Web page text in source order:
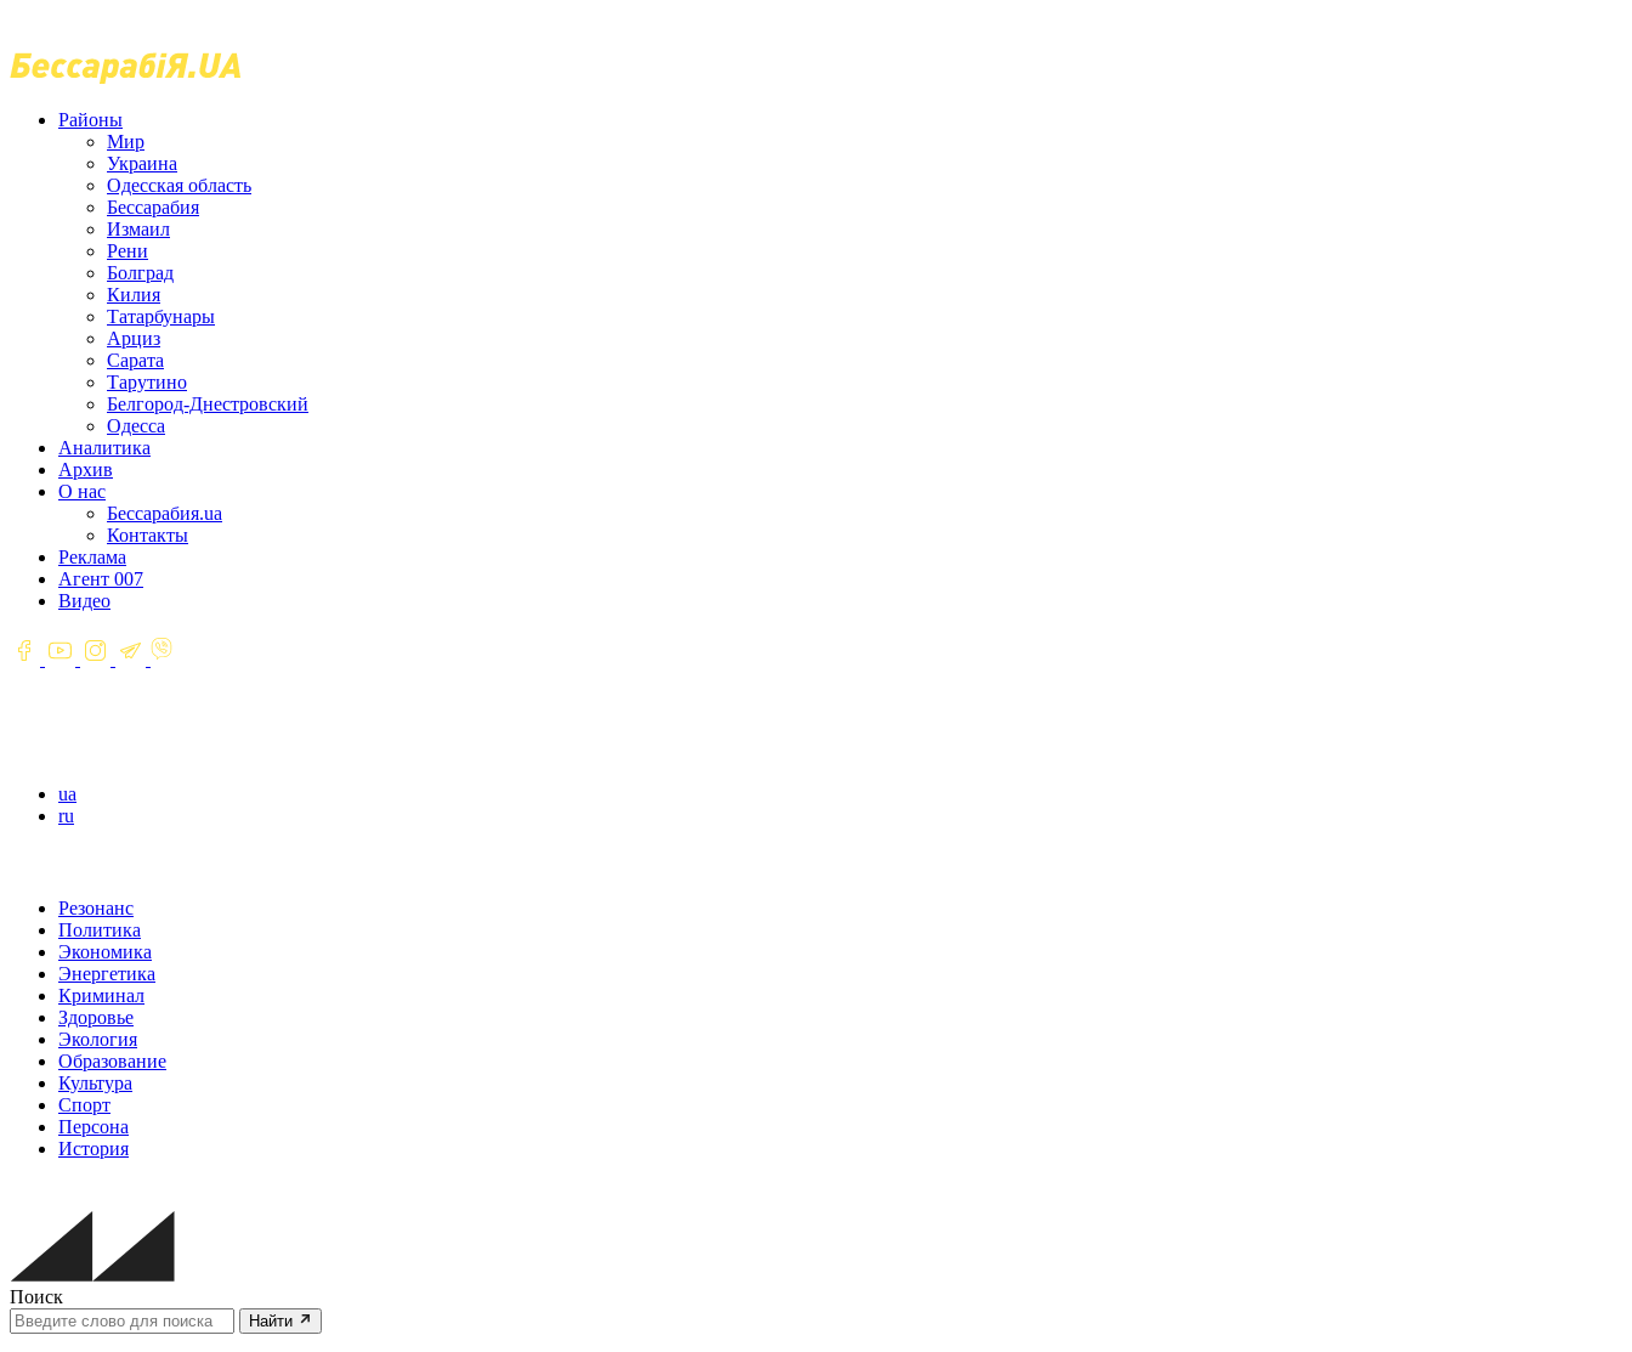
Районы
Мир
Украина
Одесская область
Бессарабия
Измаил
Рени
Болград
Килия
Татарбунары
Арциз
Сарата
Тарутино
Белгород-Днестровский
Одесса
Аналитика
Архив
О нас
Бессарабия.ua
Контакты
Реклама
Агент 007
Видео
ua
ru
Резонанс
Политика
Экономика
Энергетика
Криминал
Здоровье
Экология
Образование
Культура
Спорт
Персона
История
Поиск
Найти